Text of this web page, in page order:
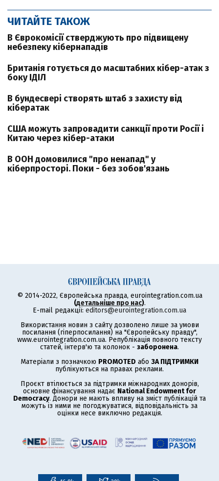
ЧИТАЙТЕ ТАКОЖ
В Єврокомісії стверджують про підвищену
небезпеку кібернападів
Британія готується до масштабних кібер-атак з
боку ІДІЛ
В бундесвері створять штаб з захисту від
кібератак
США можуть запровадити санкції проти Росії і
Китаю через кібер-атаки
В ООН домовилися "про ненапад" у
кіберпросторі. Поки - без зобов'язань
© 2014-2022, Європейська правда, eurointegration.com.ua
(детальніше про нас).
E-mail редакції: editors@eurointegration.com.ua
Використання новин з сайту дозволено лише за умови
посилання (гіперпосилання) на "Європейську правду",
www.eurointegration.com.ua. Републікація повного тексту
статей, інтерв'ю та колонок - заборонена.
Матеріали з позначкою PROMOTED або ЗА ПІДТРИМКИ
публікуються на правах реклами.
Проєкт втілюється за підтримки міжнародних донорів,
основне фінансування надає National Endowment for
Democracy. Донори не мають впливу на зміст публікацій та
можуть із ними не погоджуватися, відповідальність за
оцінки несе виключно редакція.